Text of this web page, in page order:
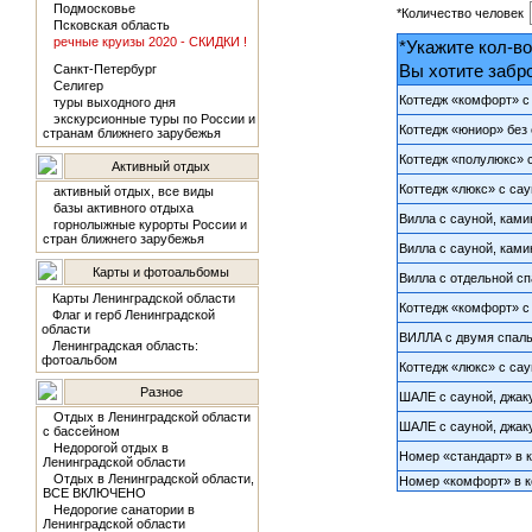
Подмосковье
Псковская область
речные круизы 2020 - СКИДКИ !
Санкт-Петербург
Селигер
туры выходного дня
экскурсионные туры по России и
странам ближнего зарубежья
Активный отдых
активный отдых, все виды
базы активного отдыха
горнолыжные курорты России и
стран ближнего зарубежья
Карты и фотоальбомы
Карты Ленинградской области
Флаг и герб Ленинградской
области
Ленинградская область:
фотоальбом
Разное
Отдых в Ленинградской области
с бассейном
Недорогой отдых в
Ленинградской области
Отдых в Ленинградской области,
ВСЕ ВКЛЮЧЕНО
Недорогие санатории в
Ленинградской области
*Количество человек
*Укажите кол-
Вы хотите
Коттедж «комфорт»
Коттедж «юниор»
Коттедж «полулюкс»
Коттедж «люкс» с
Вилла с сауной,
Вилла с сауной,
Вилла с отдельной
Коттедж «комфорт»
ВИЛЛА с двумя
Коттедж «люкс» с
ШАЛЕ с сауной,
ШАЛЕ с сауной,
Номер «стандарт» в
Номер «комфорт» в